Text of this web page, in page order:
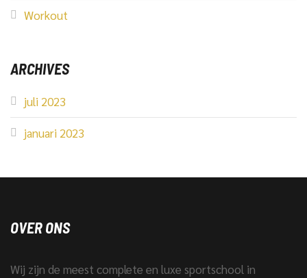
Workout
ARCHIVES
juli 2023
januari 2023
OVER ONS
Wij zijn de meest complete en luxe sportschool in